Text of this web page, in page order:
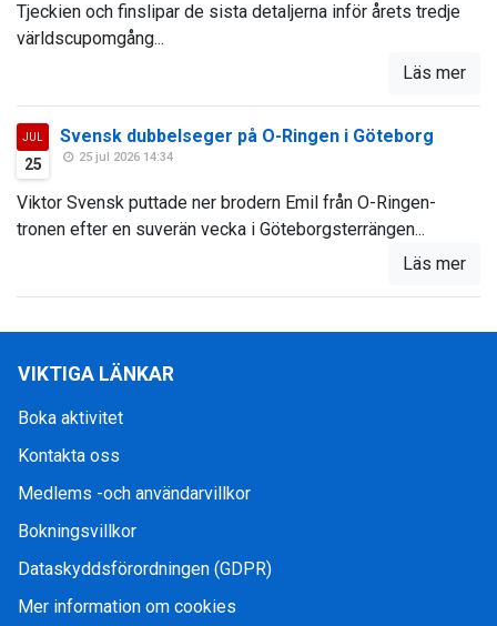
Tjeckien och finslipar de sista detaljerna inför årets tredje
världscupomgång...
Läs mer
JUL
25
Svensk dubbelseger på O-Ringen i Göteborg
25 jul 2026 14:34
Viktor Svensk puttade ner brodern Emil från O-Ringen-
tronen efter en suverän vecka i Göteborgsterrängen...
Läs mer
VIKTIGA LÄNKAR
Boka aktivitet
Kontakta oss
Medlems -och användarvillkor
Bokningsvillkor
Dataskyddsförordningen (GDPR)
Mer information om cookies